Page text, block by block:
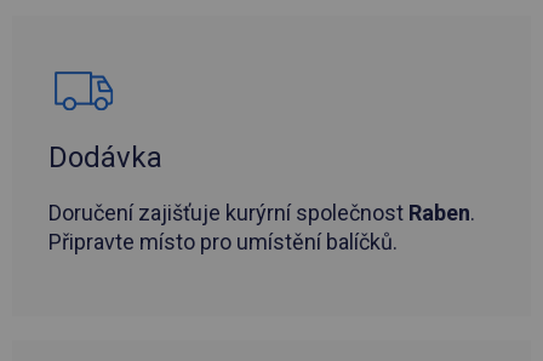
Dodávka
Doručení zajišťuje kurýrní společnost Raben.
Připravte místo pro umístění balíčků.